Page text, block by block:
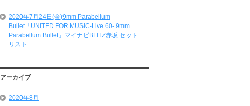
2020年7月24日(金)9mm Parabellum
Bullet「UNITED FOR MUSIC-Live 60- 9mm
Parabellum Bullet」マイナビBLITZ赤坂 セット
リスト
アーカイブ
2020年8月